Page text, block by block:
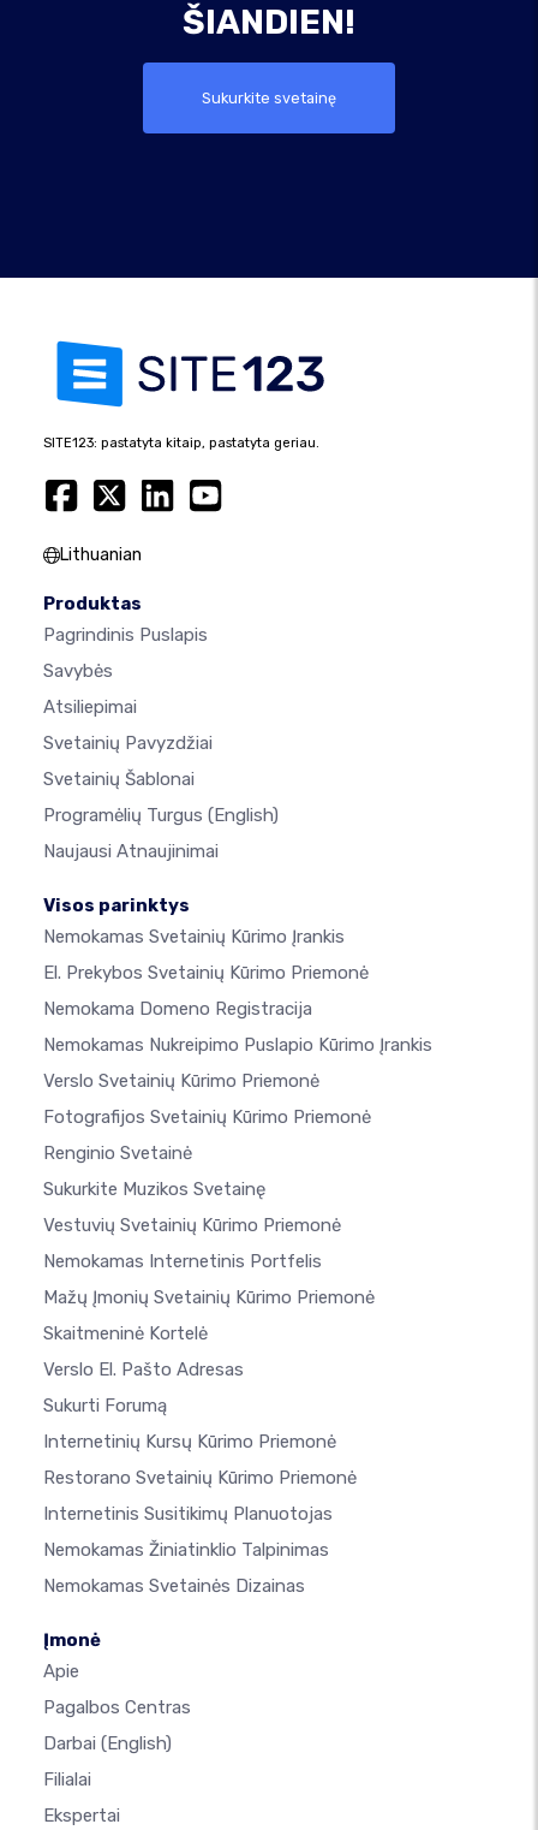
ŠIANDIEN!
Sukurkite svetainę
SITE123: pastatyta kitaip, pastatyta geriau.
Lithuanian
Produktas
Pagrindinis Puslapis
Savybės
Atsiliepimai
Svetainių Pavyzdžiai
Svetainių Šablonai
Programėlių Turgus (English)
Naujausi Atnaujinimai
Visos parinktys
Nemokamas Svetainių Kūrimo Įrankis
El. Prekybos Svetainių Kūrimo Priemonė
Nemokama Domeno Registracija
Nemokamas Nukreipimo Puslapio Kūrimo Įrankis
Verslo Svetainių Kūrimo Priemonė
Fotografijos Svetainių Kūrimo Priemonė
Renginio Svetainė
Sukurkite Muzikos Svetainę
Vestuvių Svetainių Kūrimo Priemonė
Nemokamas Internetinis Portfelis
Mažų Įmonių Svetainių Kūrimo Priemonė
Skaitmeninė Kortelė
Verslo El. Pašto Adresas
Sukurti Forumą
Internetinių Kursų Kūrimo Priemonė
Restorano Svetainių Kūrimo Priemonė
Internetinis Susitikimų Planuotojas
Nemokamas Žiniatinklio Talpinimas
Nemokamas Svetainės Dizainas
Įmonė
Apie
Pagalbos Centras
Darbai (English)
Filialai
Ekspertai